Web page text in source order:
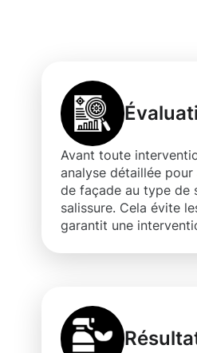
Avant toute
analyse détaillée
de façade au type de
salissure. Cela évite
garantit une